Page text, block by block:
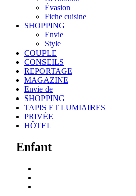
Évasion
Fiche cuisine
SHOPPING
Envie
Style
COUPLE
CONSEILS
REPORTAGE
MAGAZINE
Envie de
SHOPPING
TAPIS ET LUMIAIRES
PRIVÉE
HÔTEL
Enfant